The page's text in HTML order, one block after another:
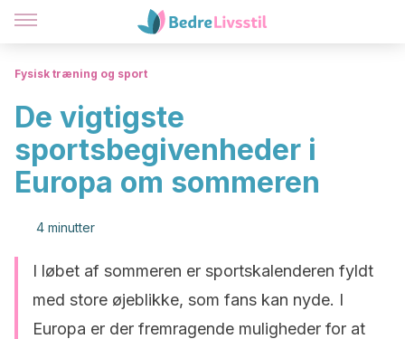
Fysisk træning og sport
De vigtigste
sportsbegivenheder i
Europa om sommeren
4 minutter
I løbet af sommeren er sportskalenderen fyldt
med store øjeblikke, som fans kan nyde. I
Europa er der fremragende muligheder for at